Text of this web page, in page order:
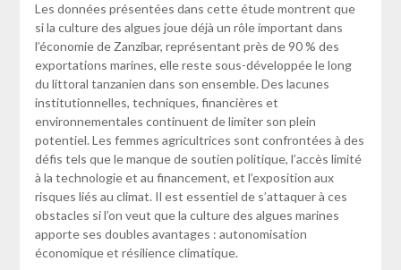
Les données présentées dans cette étude montrent que
si la culture des algues joue déjà un rôle important dans
l’économie de Zanzibar, représentant près de 90 % des
exportations marines, elle reste sous-développée le long
du littoral tanzanien dans son ensemble. Des lacunes
institutionnelles, techniques, financières et
environnementales continuent de limiter son plein
potentiel. Les femmes agricultrices sont confrontées à des
défis tels que le manque de soutien politique, l’accès limité
à la technologie et au financement, et l’exposition aux
risques liés au climat. Il est essentiel de s’attaquer à ces
obstacles si l’on veut que la culture des algues marines
apporte ses doubles avantages : autonomisation
économique et résilience climatique.